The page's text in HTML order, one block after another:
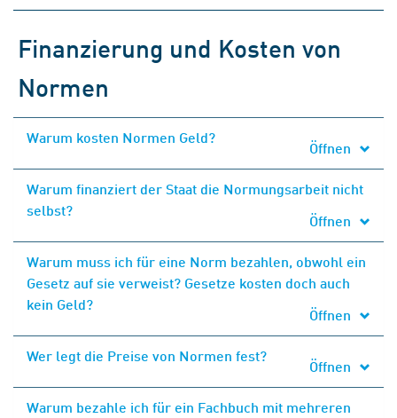
Finanzierung und Kosten von
Normen
Warum kosten Normen Geld?
Öffnen
Warum finanziert der Staat die Normungsarbeit nicht
selbst?
Öffnen
Warum muss ich für eine Norm bezahlen, obwohl ein
Gesetz auf sie verweist? Gesetze kosten doch auch
kein Geld?
Öffnen
Wer legt die Preise von Normen fest?
Öffnen
Warum bezahle ich für ein Fachbuch mit mehreren